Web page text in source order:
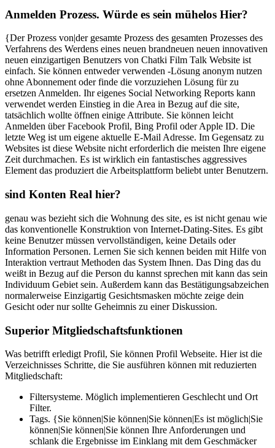
Anmelden Prozess. Würde es sein mühelos Hier?
{Der Prozess von|der gesamte Prozess des gesamten Prozesses des
Verfahrens des Werdens eines neuen brandneuen neuen innovativen
neuen einzigartigen Benutzers von Chatki Film Talk Website ist
einfach. Sie können entweder verwenden -Lösung anonym nutzen
ohne Abonnement oder finde die vorzuziehen Lösung für zu
ersetzen Anmelden. Ihr eigenes Social Networking Reports kann
verwendet werden Einstieg in die Area in Bezug auf die site,
tatsächlich wollte öffnen einige Attribute. Sie können leicht
Anmelden über Facebook Profil, Bing Profil oder Apple ID. Die
letzte Weg ist um eigene aktuelle E-Mail Adresse. Im Gegensatz zu
Websites ist diese Website nicht erforderlich die meisten Ihre eigene
Zeit durchmachen. Es ist wirklich ein fantastisches aggressives
Element das produziert die Arbeitsplattform beliebt unter Benutzern.
sind Konten Real hier?
genau was bezieht sich die Wohnung des site, es ist nicht genau wie
das konventionelle Konstruktion von Internet-Dating-Sites. Es gibt
keine Benutzer müssen vervollständigen, keine Details oder
Information Personen. Lernen Sie sich kennen beiden mit Hilfe von
Interaktion vertraut Methoden das System Ihnen. Das Ding das du
weißt in Bezug auf die Person du kannst sprechen mit kann das sein
Individuum Gebiet sein. Außerdem kann das Bestätigungsabzeichen
normalerweise Einzigartig Gesichtsmasken möchte zeige dein
Gesicht oder nur sollte Geheimnis zu einer Diskussion.
Superior Mitgliedschaftsfunktionen
Was betrifft erledigt Profil, Sie können Profil Webseite. Hier ist die
Verzeichnisses Schritte, die Sie ausführen können mit reduzierten
Mitgliedschaft:
Filtersysteme. Möglich implementieren Geschlecht und Ort
Filter.
Tags. {Sie können|Sie können|Sie können|Es ist möglich|Sie
können|Sie können|Sie können Ihre Anforderungen und
schlank die Ergebnisse im Einklang mit dem Geschmäcker